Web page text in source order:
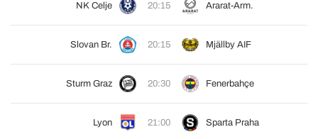
NK Celje 20:15 Ararat-Arm.
Slovan Br. 20:15 Mjällby AIF
Sturm Graz 20:30 Fenerbahçe
Lyon 21:00 Sparta Praha